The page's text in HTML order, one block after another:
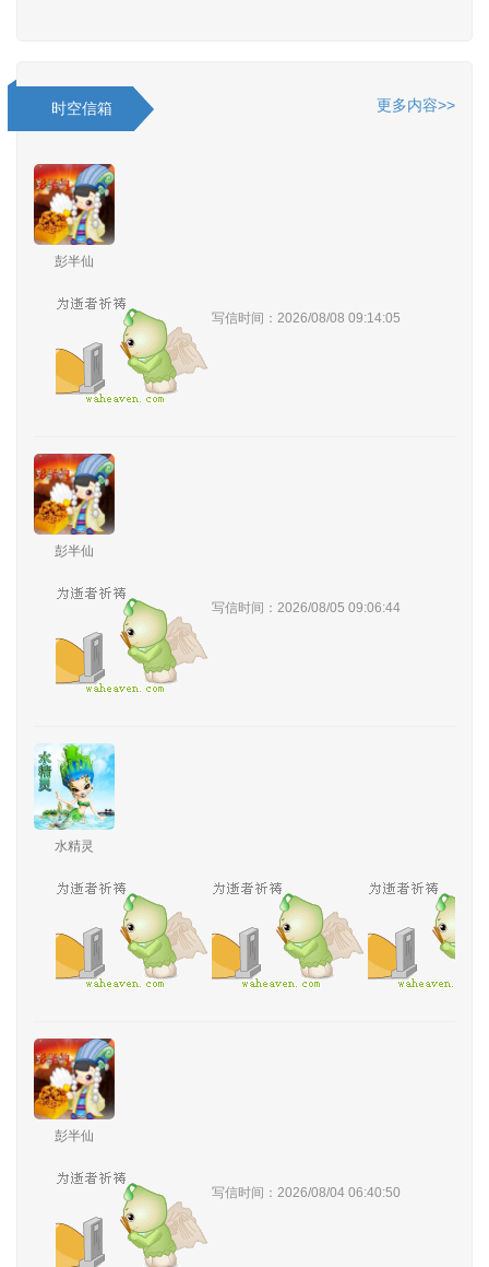
时空信箱 更多内容>>
彭半仙
写信时间：2026/08/08 09:14:05
彭半仙
写信时间：2026/08/05 09:06:44
水精灵
彭半仙
写信时间：2026/08/04 06:40:50